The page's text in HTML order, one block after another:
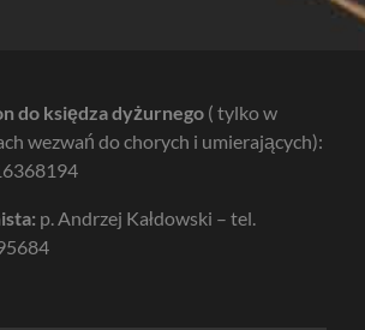
do księdza dyżurnego ( tylko w
wezwań do chorych i umierających):
p. Andrzej Kałdowski – tel.